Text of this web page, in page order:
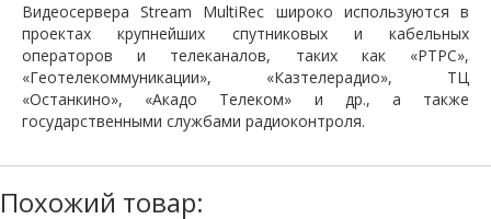
Видеосервера Stream MultiRec широко используются в
проектах крупнейших спутниковых и кабельных
операторов и телеканалов, таких как «РТРС»,
«Геотелекоммуникации», «Казтелерадио», ТЦ
«Останкино», «Акадо Телеком» и др., а также
государственными службами радиоконтроля.
Похожий товар: